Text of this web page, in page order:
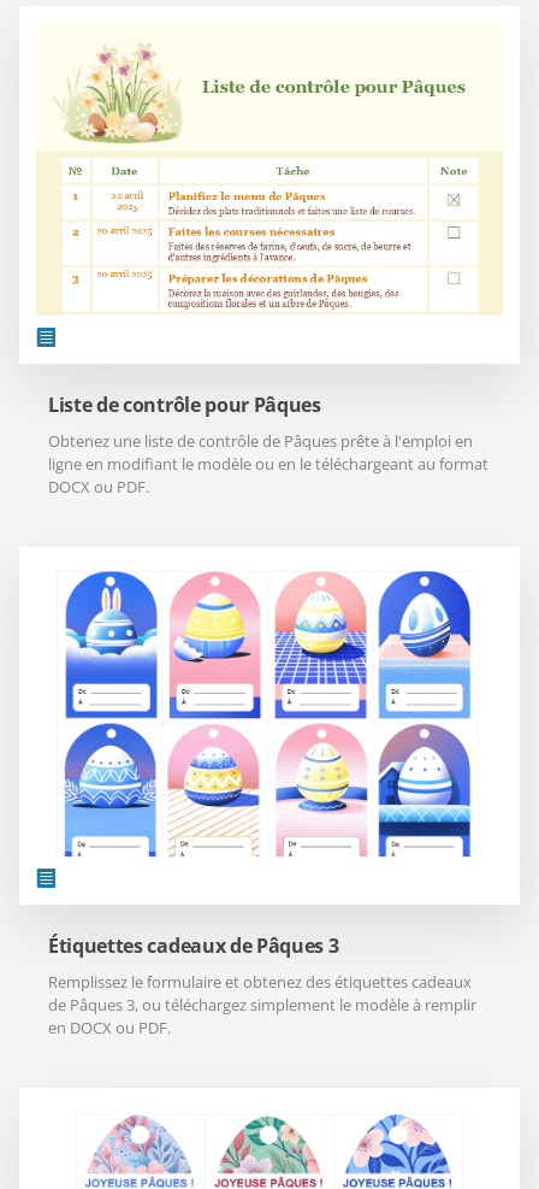
Liste de contrôle pour Pâques
Obtenez une liste de contrôle de Pâques prête à l'emploi en
ligne en modifiant le modèle ou en le téléchargeant au format
DOCX ou PDF.
Étiquettes cadeaux de Pâques 3
Remplissez le formulaire et obtenez des étiquettes cadeaux
de Pâques 3, ou téléchargez simplement le modèle à remplir
en DOCX ou PDF.